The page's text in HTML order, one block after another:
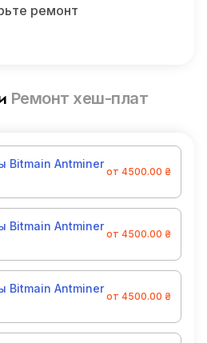
ремонт
Ремонт хеш-плат
Bitmain Antminer
от 4500.00 ₴
Bitmain Antminer
от 4500.00 ₴
Bitmain Antminer
от 4500.00 ₴